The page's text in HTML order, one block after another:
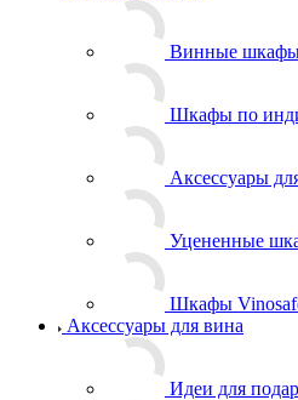
Винные
Шкафы по
Аксессуары
Уцененные
Шкафы
Аксессуары для вина
Идеи для